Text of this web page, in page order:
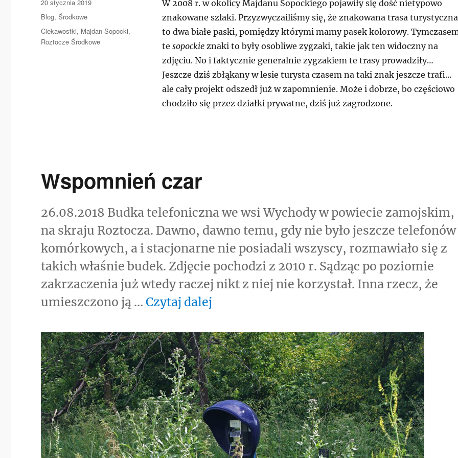
W 2008 r. w okolicy Majdanu Sopockiego pojawiły się dość nietypowo
znakowane szlaki. Przyzwyczailiśmy się, że znakowana trasa turystyczna
to dwa białe paski, pomiędzy którymi mamy pasek kolorowy.
te sopockieznaki to były osobliwe zygzaki, takie jak ten widoczny na
zdjęciu. No i faktycznie generalnie zygzakiem te trasy prowadziły…
Jeszcze dziś zbłąkany w lesie turysta czasem na taki znak jeszcze trafi…
ale cały projekt odszedł już w zapomnienie. Może i dobrze, bo częściowo
chodziło się przez działki prywatne, dziś już zagrodzone.
publikacji
20 stycznia 2019
Kategorie
Blog,Środkowe
Tagi
Ciekawostki, Majdan Sopocki,
Roztocze Środkowe
Wspomnień czar
26.08.2018 Budka telefoniczna we wsi Wychody w powiecie zamojskim,
na skraju Roztocza. Dawno, dawno temu, gdy nie było jeszcze telefonów
komórkowych, a i stacjonarne nie posiadali wszyscy, rozmawiało się z
takich właśnie budek. Zdjęcie pochodzi z 2010 r. Sądząc po poziomie
zakrzaczenia już wtedy raczej nikt z niej nie korzystał. Inna rzecz, że
umieszczono ją …Czytaj dalej